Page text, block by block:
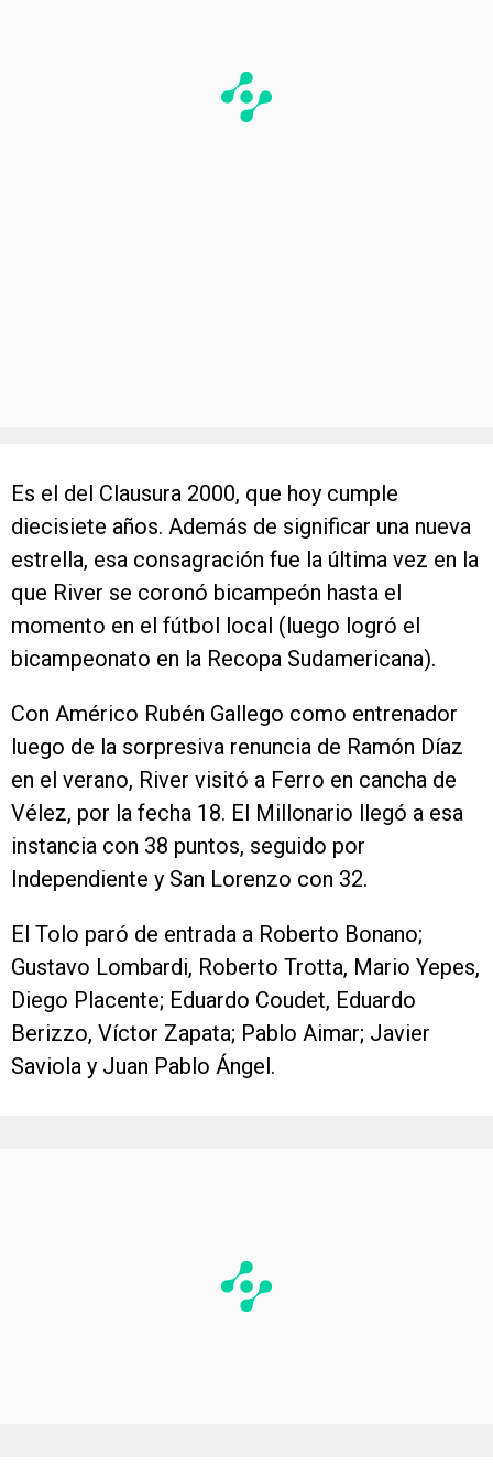
Es el del Clausura 2000, que hoy cumple
diecisiete años. Además de significar una nueva
estrella, esa consagración fue la última vez en la
que River se coronó bicampeón hasta el
momento en el fútbol local (luego logró el
bicampeonato en la Recopa Sudamericana).
Con Américo Rubén Gallego como entrenador
luego de la sorpresiva renuncia de Ramón Díaz
en el verano, River visitó a Ferro en cancha de
Vélez, por la fecha 18. El Millonario llegó a esa
instancia con 38 puntos, seguido por
Independiente y San Lorenzo con 32.
El Tolo paró de entrada a Roberto Bonano;
Gustavo Lombardi, Roberto Trotta, Mario Yepes,
Diego Placente; Eduardo Coudet, Eduardo
Berizzo, Víctor Zapata; Pablo Aimar; Javier
Saviola y Juan Pablo Ángel.